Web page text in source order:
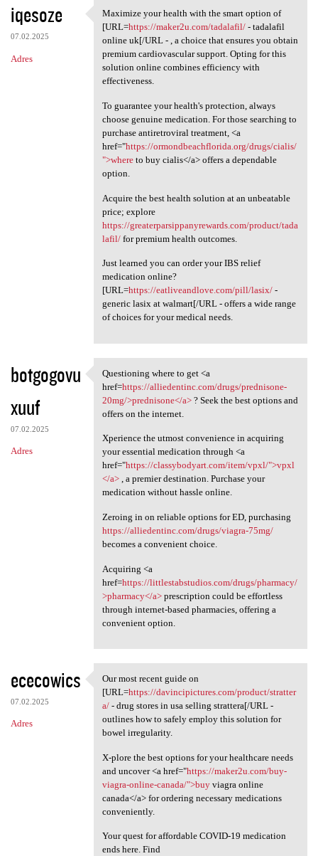
iqesoze
07.02.2025
Adres
Maximize your health with the
Maximize your health with the smart option of
[URL=https://maker2u.com/tadalafil/- tadalafil
online uk[/URL - , a choice that ensures you obtain
premium cardiovascular support. Opting for this
solution online combines efficiency with
effectiveness.
To guarantee your health's protection, always
choose genuine medication. For those searching to
purchase antiretroviral treatment, <a
href="https://ormondbeachflorida.org/drugs/cialis/
">whereto buy cialis</a> offers a dependable
option.
Acquire the best health solution at an unbeatable
price; explore
https://greaterparsippanyrewards.com/product/tada
lafil/for premium health outcomes.
Just learned you can order your IBS relief
medication online?
[URL=https://eatliveandlove.com/pill/lasix/-
generic lasix at walmart[/URL - offers a wide range
of choices for your medical needs.
botgogovu
xuuf
07.02.2025
Adres
Questioning where to get <a
Questioning where to get <a
href=https://alliedentinc.com/drugs/prednisone-
20mg/>prednisone</a>? Seek the best options and
offers on the internet.
Xperience the utmost convenience in acquiring
your essential medication through <a
href="https://classybodyart.com/item/vpxl/">vpxl
</a>, a premier destination. Purchase your
medication without hassle online.
Zeroing in on reliable options for ED, purchasing
https://alliedentinc.com/drugs/viagra-75mg/
becomes a convenient choice.
Acquiring <a
href=https://littlestabstudios.com/drugs/pharmacy/
>pharmacy</a>prescription could be effortless
through internet-based pharmacies, offering a
convenient option.
ececowics
07.02.2025
Adres
Our most recent guide on [URL
Our most recent guide on
[URL=https://davincipictures.com/product/stratter
a/- drug stores in usa selling strattera[/URL -
outlines how to safely employ this solution for
bowel irregularity.
X-plore the best options for your healthcare needs
and uncover <a href="https://maker2u.com/buy-
viagra-online-canada/">buyviagra online
canada</a> for ordering necessary medications
conveniently.
Your quest for affordable COVID-19 medication
ends here. Find